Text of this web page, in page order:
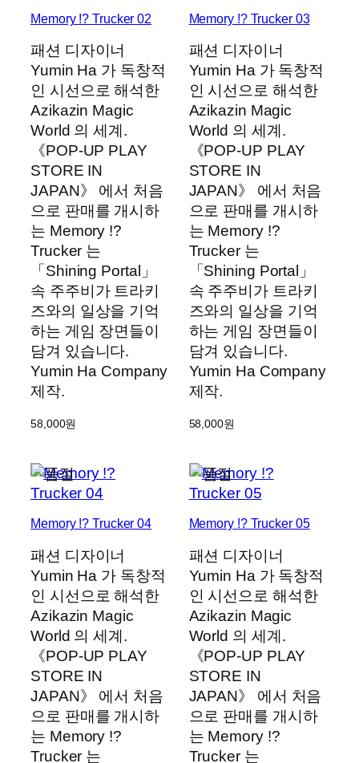
Memory !? Trucker 02
패션 디자이너
Yumin Ha 가 독창적
인 시선으로 해석한
Azikazin Magic
World 의 세계.
《POP-UP PLAY
STORE IN
JAPAN》 에서 처음
으로 판매를 개시하
는 Memory !?
Trucker 는
「Shining Portal」
속 주주비가 트라키
즈와의 일상을 기억
하는 게임 장면들이
담겨 있습니다.
Yumin Ha Company
제작.
58,000원
Memory !? Trucker 03
패션 디자이너
Yumin Ha 가 독창적
인 시선으로 해석한
Azikazin Magic
World 의 세계.
《POP-UP PLAY
STORE IN
JAPAN》 에서 처음
으로 판매를 개시하
는 Memory !?
Trucker 는
「Shining Portal」
속 주주비가 트라키
즈와의 일상을 기억
하는 게임 장면들이
담겨 있습니다.
Yumin Ha Company
제작.
58,000원
Memory !? Trucker 04
패션 디자이너
Yumin Ha 가 독창적
인 시선으로 해석한
Azikazin Magic
World 의 세계.
《POP-UP PLAY
STORE IN
JAPAN》 에서 처음
으로 판매를 개시하
는 Memory !?
Trucker 는
Memory !? Trucker 05
패션 디자이너
Yumin Ha 가 독창적
인 시선으로 해석한
Azikazin Magic
World 의 세계.
《POP-UP PLAY
STORE IN
JAPAN》 에서 처음
으로 판매를 개시하
는 Memory !?
Trucker 는